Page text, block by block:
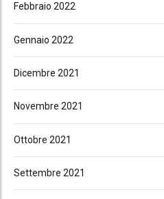
Febbraio 2022
Gennaio 2022
Dicembre 2021
Novembre 2021
Ottobre 2021
Settembre 2021